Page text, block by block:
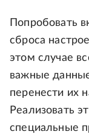
Попробовать
сброса
этом случае
важные
перенести их
Реализовать
специальные